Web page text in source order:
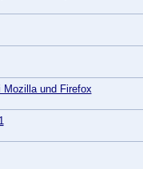
und Firefox